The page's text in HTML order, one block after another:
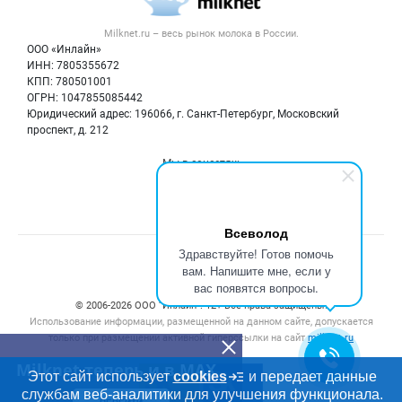
Всеволод
Здравствуйте! Готов помочь
вам. Напишите мне, если у
вас появятся вопросы.
Milknet теперь и в MAX
Milknet.ru – весь рынок молокав России.
ООО «Инлайн»
ИНН: 7805355672
КПП: 780501001
ОГРН: 1047855085442
Юридический адрес: 196066, г. Санкт-Петербург, Московский
проспект, д. 212
Контактная информация
Политика обработки персональных данных
Вторичное сырье
Оборудование
Мы в соцсетях:
Счетчики, авторское право, логотипы
© 2006‑2026 ООО “Инлайн”. 12+ Все права защищены.
Использование информации, размещенной на данном сайте, допускается
только при размещении активной гиперссылки на сайтmilknet.ru
Этот сайт использует cookies
и передает данные
службам веб-аналитики для улучшения функционала.